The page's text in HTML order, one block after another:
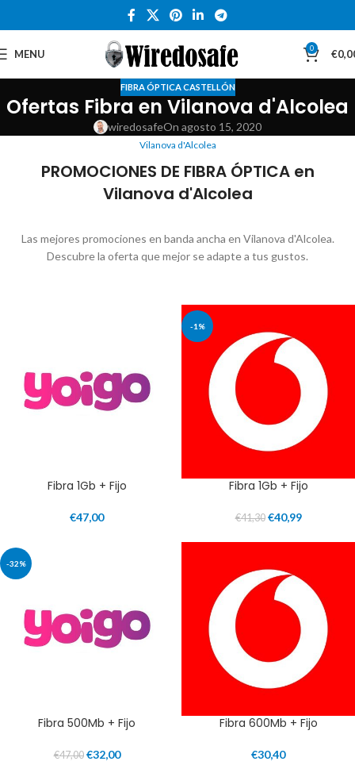
MENU 0 €
FIBRA ÓPTICA CASTELLÓN
Ofertas Fibra en Vilanova d'Alcolea
wiredosafeOn agosto 15, 2020
Vilanova d'Alcolea
PROMOCIONES DE FIBRA ÓPTICA en
Vilanova d'Alcolea
Las mejores promociones en banda ancha en Vilanova d'Alcolea.
Descubre la oferta que mejor se adapte a tus gustos.
Fibra 1Gb + Fijo
€47,00
-1%
Fibra 1Gb + Fijo
€41,30 €40,99
-32%
Fibra 500Mb + Fijo
€47,00 €32,00
Fibra 600Mb + Fijo
€30,40